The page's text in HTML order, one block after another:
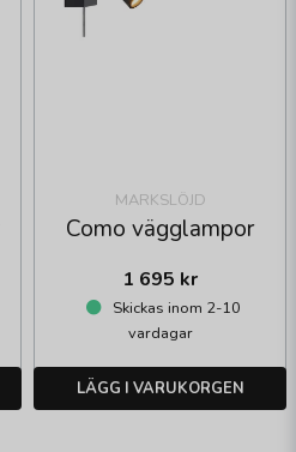
MARKSLÖJD
Como vägglampor
1 695 kr
Skickas inom 2-10
vardagar
LÄGG I VARUKORGEN